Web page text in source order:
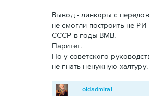
Вывод - линкоры с
не смогли построить не
СССР в годы ВМВ.
Паритет.
Но у советского
не гнать ненужную халтуру.
oldadmiral